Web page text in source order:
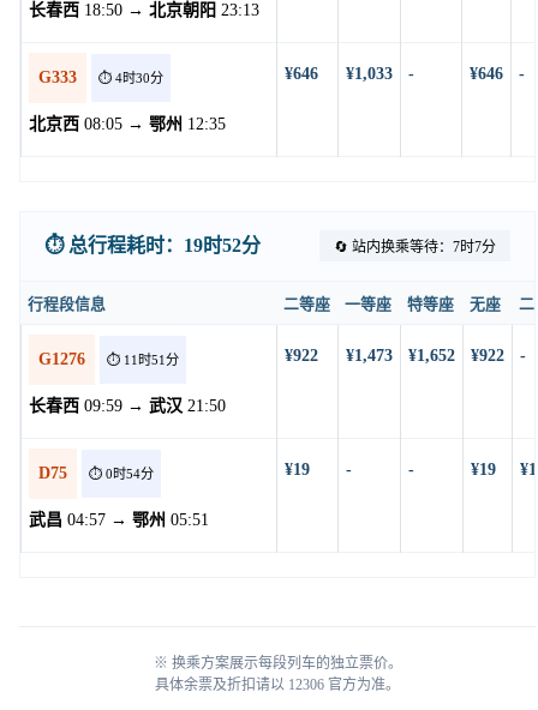
长春西 18:50 → 北京朝阳 23:13
G333 ⏱️ 4时30分
北京西 08:05 → 鄂州 12:35
¥646 ¥1,033 - ¥646 -
⏱️ 总行程耗时：19时52分 🔄 站内换乘等待：7时7分
行程段信息 二等座 一等座 特等座 无座 二
G1276 ⏱️ 11时51分
长春西 09:59 → 武汉 21:50
¥922 ¥1,473 ¥1,652 ¥922 -
D75 ⏱️ 0时54分
武昌 04:57 → 鄂州 05:51
¥19 - - ¥19
※ 换乘方案展示每段列车的独立票价。
具体余票及折扣请以 12306 官方为准。